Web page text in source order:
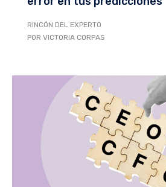
RINCÓN DEL EXPERTO
POR VICTORIA CORPAS